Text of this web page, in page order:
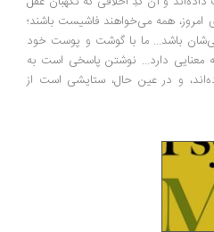
همه می‌خواهند فاشیست باشند؛
ما با گوشت و پوست خود
دارد... نوشتن پاسخی است به
و در عین حال، ستایشی است از